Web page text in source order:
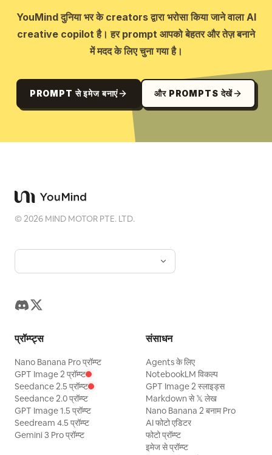
YouMind दुनिया भर के creators द्वारा भरोसा किया जाने वाला AI
creative copilot है। हर prompt आपको बेहतर और तेज़ बनाने
में मदद के लिए चुना गया है।
PROMPT से इमेज बनाएं और PROMPTS देखें
©2026 MIND MOTOR PTE. LTD.
प्रॉम्प्ट्स
Nano Banana Pro प्रॉम्प्ट
GPT Image 2 प्रॉम्प्ट
Seedance 2.5 प्रॉम्प्ट
Seedance 2.0 प्रॉम्प्ट
GPT Image 1.5 प्रॉम्प्ट
Seedream 4.5 प्रॉम्प्ट
Gemini 3 Pro प्रॉम्प्ट
संसाधन
Agents के लिए
NotebookLM विकल्प
GPT Image 2 स्लाइड्स
Markdown से 𝕏 लेख
Nano Banana 2 बनाम Pro
AI फोटो एडिटर
फोटो प्रॉम्प्ट
इमेज से प्रॉम्प्ट